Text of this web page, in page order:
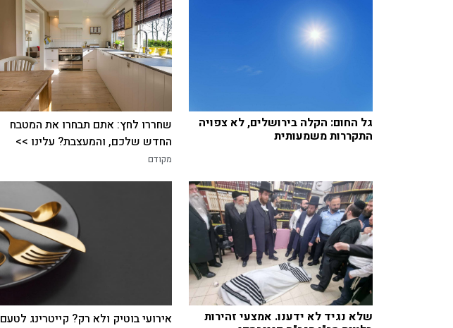
גל החום: הקלה בירושלים, לא צפויה
התקררות משמעותית
שחררו לחץ: אתם תבחרו את המטבח
החדש שלכם, והמעצבת? עלינו >>
מקודם
שלא נגיד לא ידענו. אמצעי זהירות
אירועי בוטיק ולא רק? קייטרינג לטעם